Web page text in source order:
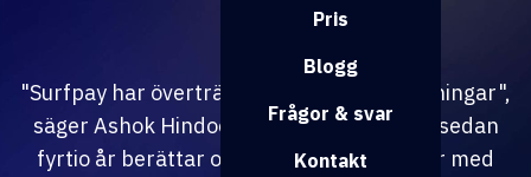
Pris
Blogg
Frågor & svar
Kontakt
"Surfpay har överträffat alla mina förväntningar",
säger Ashok Hindocha. Egenföretagaren sedan
fyrtio år berättar om sina första månader med